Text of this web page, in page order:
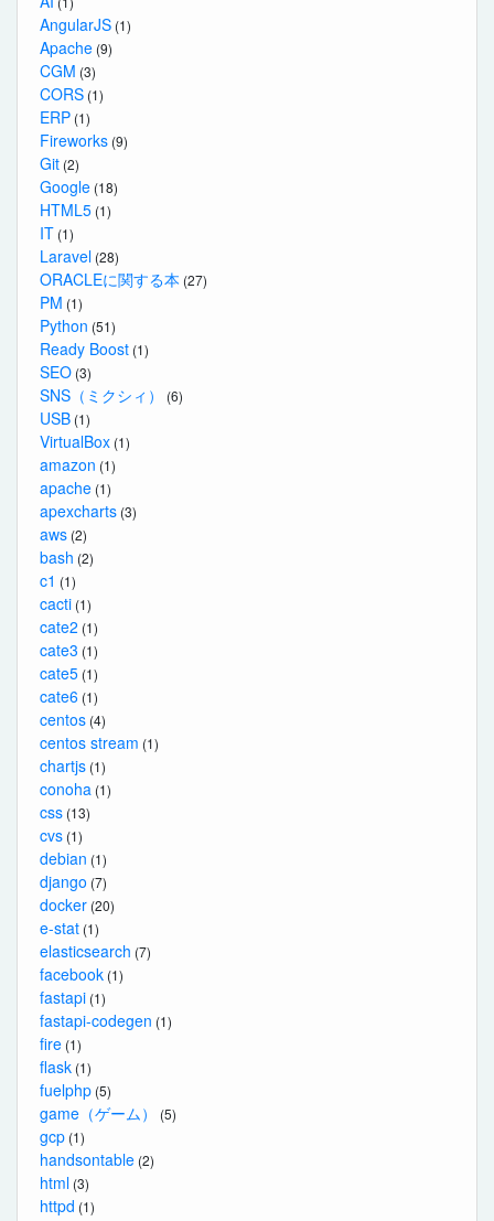
AngularJS (1)
Apache (9)
CGM (3)
CORS (1)
ERP (1)
Fireworks (9)
Git (2)
Google (18)
HTML5 (1)
IT (1)
Laravel (28)
ORACLEに関する本 (27)
PM (1)
Python (51)
Ready Boost (1)
SEO (3)
SNS（ミクシィ） (6)
USB (1)
VirtualBox (1)
amazon (1)
apache (1)
apexcharts (3)
aws (2)
bash (2)
c1 (1)
cacti (1)
cate2 (1)
cate3 (1)
cate5 (1)
cate6 (1)
centos (4)
centos stream (1)
chartjs (1)
conoha (1)
css (13)
cvs (1)
debian (1)
django (7)
docker (20)
e-stat (1)
elasticsearch (7)
facebook (1)
fastapi (1)
fastapi-codegen (1)
fire (1)
flask (1)
fuelphp (5)
game（ゲーム） (5)
gcp (1)
handsontable (2)
html (3)
httpd (1)